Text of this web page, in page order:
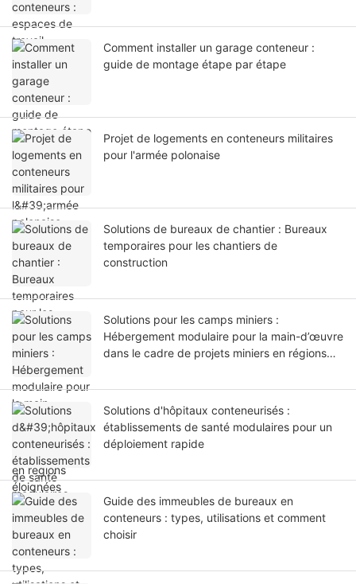
Comment installer un garage conteneur :
guide de montage étape par étape
Projet de logements en conteneurs militaires
pour l'armée polonaise
Solutions de bureaux de chantier : Bureaux
temporaires pour les chantiers de
construction
Solutions pour les camps miniers :
Hébergement modulaire pour la main-d’œuvre
dans le cadre de projets miniers en régions
Solutions d'hôpitaux conteneurisés :
établissements de santé modulaires pour un
déploiement rapide
Guide des immeubles de bureaux en
conteneurs : types, utilisations et comment
choisir